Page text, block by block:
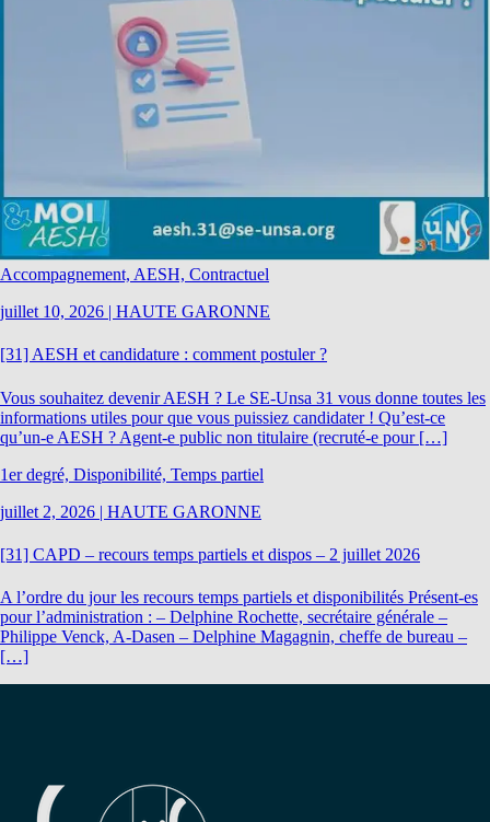
Accompagnement, AESH, Contractuel
juillet 10, 2026 | HAUTE GARONNE
[31] AESH et candidature : comment postuler ?
Vous souhaitez devenir AESH ? Le SE-Unsa 31 vous donne toutes les
informations utiles pour que vous puissiez candidater ! Qu’est-ce
qu’un-e AESH ? Agent-e public non titulaire (recruté-e pour […]
1er degré, Disponibilité, Temps partiel
juillet 2, 2026 | HAUTE GARONNE
[31] CAPD – recours temps partiels et dispos – 2 juillet 2026
A l’ordre du jour les recours temps partiels et disponibilités Présent-es
pour l’administration : – Delphine Rochette, secrétaire générale –
Philippe Venck, A-Dasen – Delphine Magagnin, cheffe de bureau –
[…]